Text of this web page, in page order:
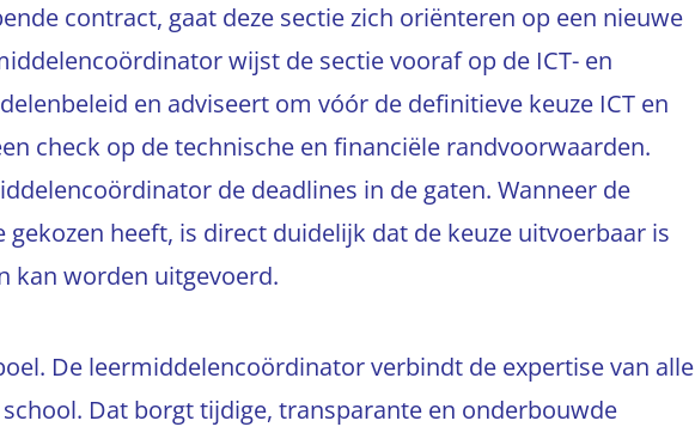
contract, gaat deze sectie zich oriënteren op een nieuwe
wijst de sectie vooraf op de ICT- en
en adviseert om vóór de definitieve keuze ICT en
check op de technische en financiële randvoorwaarden.
de deadlines in de gaten. Wanneer de
gekozen heeft, is direct duidelijk dat de keuze uitvoerbaar is
kan worden uitgevoerd.
De leermiddelencoördinator verbindt de expertise van alle
Dat borgt tijdige, transparante en onderbouwde